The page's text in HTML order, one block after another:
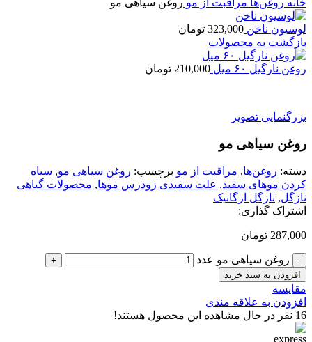
خانه روغن‌ها مراقبت از مو روغن سیاهی مو
لوسیون ناخن 323,000 تومان
بازگشت به محصولات
روغن نارگیل ۶۰ میل 210,000 تومان
بزرگنمایی تصویر
روغن سیاهی مو
دسته: روغن‌ها, مراقبت از مو برچسب: روغن سیاهی مو, سیاه
کردن موهای سفید, علت سفیدی زودرس موها, محصولات گیاهی
نازگل, نازگل ارگانیک
اشتراک گذاری:
287,000 تومان
روغن سیاهی مو عدد
افزودن به سبد خرید
مقایسه
افزودن به علاقه مندی
16 نفر در حال مشاهده این محصول هستند!